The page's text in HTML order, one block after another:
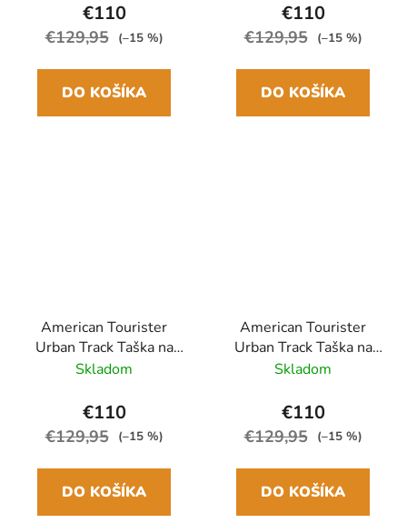
€110
€129,95 (–15 %)
DO KOŠÍKA
€110
€129,95 (–15 %)
DO KOŠÍKA
American Tourister
Urban Track Taška na
kolieskach 68cm Čierna
Skladom
€110
€129,95 (–15 %)
DO KOŠÍKA
American Tourister
Urban Track Taška na
kolieskach 68cm Khaki
Skladom
€110
€129,95 (–15 %)
DO KOŠÍKA